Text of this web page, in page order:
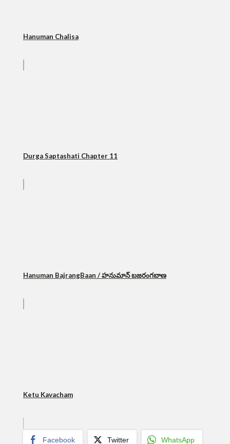
Hanuman Chalisa
Durga Saptashati Chapter 11
Hanuman BajrangBaan / హనుమాన్ బజరంగబాణ
Ketu Kavacham
Facebook Twitter WhatsApp